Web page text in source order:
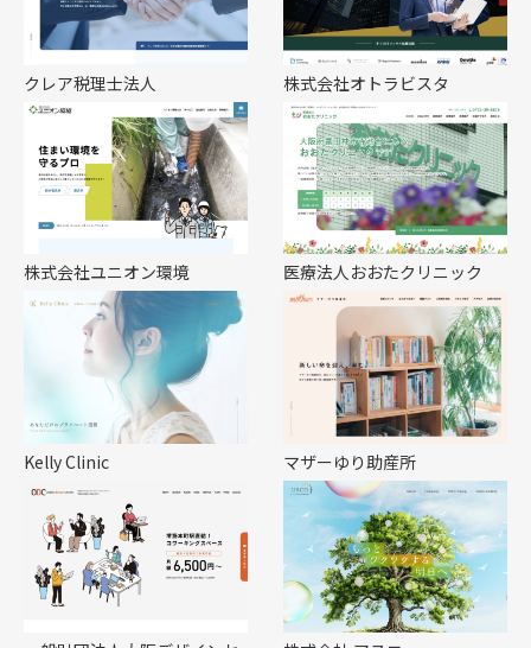
クレア税理士法人 株式会社オトラビスタ
株式会社ユニオン環境 医療法人おおたクリニック
Kelly Clinic マザーゆり助産所